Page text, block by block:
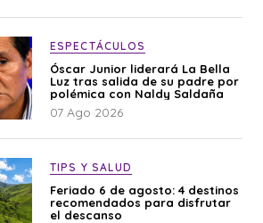
ESPECTÁCULOS
Óscar Junior liderará La Bella
Luz tras salida de su padre por
polémica con Naldy Saldaña
07 Ago 2026
TIPS Y SALUD
Feriado 6 de agosto: 4 destinos
recomendados para disfrutar
el descanso